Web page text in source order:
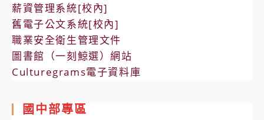
薪資管理系統[校內]
舊電子公文系統[校內]
職業安全衛生管理文件
圖書館（一刻鯨選）網站
Culturegrams電子資料庫
國中部專區